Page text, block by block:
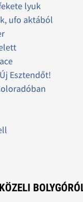
lyuk
ufo aktából
Esztendőt!